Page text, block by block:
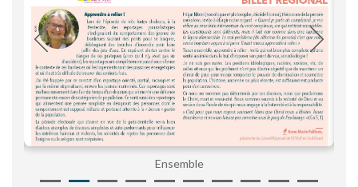
Ensemble